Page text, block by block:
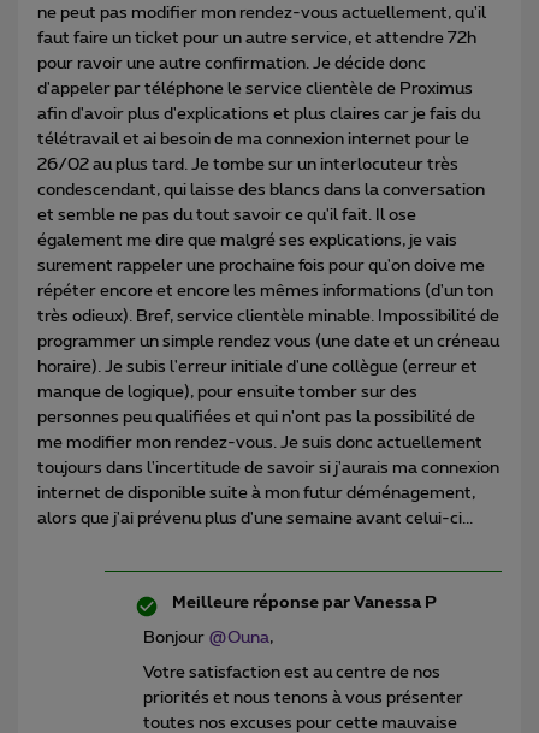
ne peut pas modifier mon rendez-vous actuellement, qu'il
faut faire un ticket pour un autre service, et attendre 72h
pour ravoir une autre confirmation. Je décide donc
d'appeler par téléphone le service clientèle de Proximus
afin d'avoir plus d'explications et plus claires car je fais du
télétravail et ai besoin de ma connexion internet pour le
26/02 au plus tard. Je tombe sur un interlocuteur très
condescendant, qui laisse des blancs dans la conversation
et semble ne pas du tout savoir ce qu'il fait. Il ose
également me dire que malgré ses explications, je vais
surement rappeler une prochaine fois pour qu'on doive me
répéter encore et encore les mêmes informations (d'un ton
très odieux). Bref, service clientèle minable. Impossibilité de
programmer un simple rendez vous (une date et un créneau
horaire). Je subis l'erreur initiale d'une collègue (erreur et
manque de logique), pour ensuite tomber sur des
personnes peu qualifiées et qui n'ont pas la possibilité de
me modifier mon rendez-vous. Je suis donc actuellement
toujours dans l'incertitude de savoir si j'aurais ma connexion
internet de disponible suite à mon futur déménagement,
alors que j'ai prévenu plus d'une semaine avant celui-ci...
Meilleure réponse par Vanessa P
Bonjour @Ouna,
Votre satisfaction est au centre de nos
priorités et nous tenons à vous présenter
toutes nos excuses pour cette mauvaise